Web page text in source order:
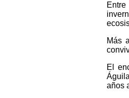
Más
El
años